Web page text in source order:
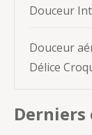
Douceur
Douceur
Délice